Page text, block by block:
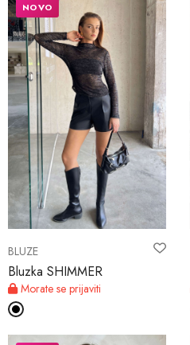
BLUZE
Bluzka SHIMMER
Morate se prijaviti
NOVO